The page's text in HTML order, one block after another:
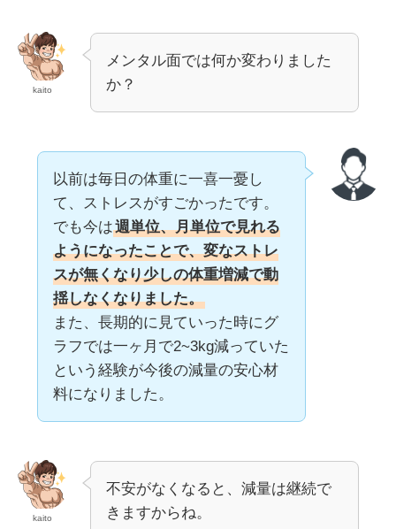
kaito
メンタル面では何か変わりました
か？
以前は毎日の体重に一喜一憂し
て、ストレスがすごかったです。
でも今は週単位、月単位で見れる
ようになったことで、変なストレ
スが無くなり少しの体重増減で動
揺しなくなりました。
また、長期的に見ていった時にグ
ラフでは一ヶ月で2~3kg減っていた
という経験が今後の減量の安心材
料になりました。
kaito
不安がなくなると、減量は継続で
きますからね。